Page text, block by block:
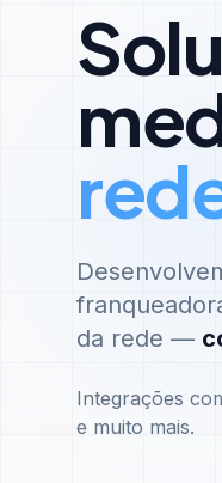
da rede —
Integrações
e muito mais.